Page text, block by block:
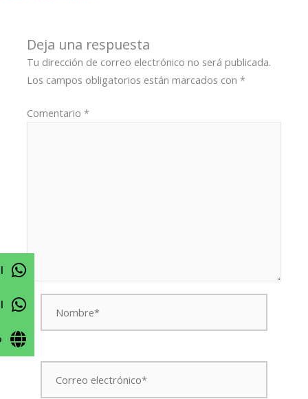
Deja una respuesta
Tu dirección de correo electrónico no será publicada.
Los campos obligatorios están marcados con*
Comentario*
Nombre*
Correo
electrónico*